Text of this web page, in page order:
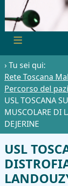
› Tu sei qui:
Rete Toscana
Percorso del
USL TOSCANA
MUSCOLARE DI
DEJERINE
USL